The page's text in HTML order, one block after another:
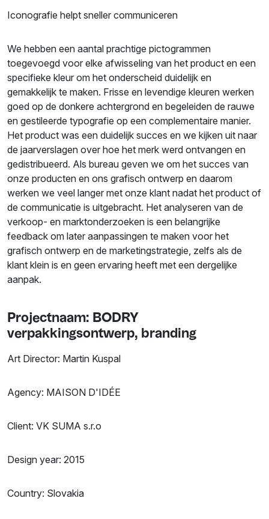
Iconografie helpt sneller communiceren
We hebben een aantal prachtige pictogrammen
toegevoegd voor elke afwisseling van het product en een
specifieke kleur om het onderscheid duidelijk en
gemakkelijk te maken. Frisse en levendige kleuren werken
goed op de donkere achtergrond en begeleiden de rauwe
en gestileerde typografie op een complementaire manier.
Het product was een duidelijk succes en we kijken uit naar
de jaarverslagen over hoe het merk werd ontvangen en
gedistribueerd. Als bureau geven we om het succes van
onze producten en ons grafisch ontwerp en daarom
werken we veel langer met onze klant nadat het product of
de communicatie is uitgebracht. Het analyseren van de
verkoop- en marktonderzoeken is een belangrijke
feedback om later aanpassingen te maken voor het
grafisch ontwerp en de marketingstrategie, zelfs als de
klant klein is en geen ervaring heeft met een dergelijke
aanpak.
Projectnaam: BODRY
verpakkingsontwerp, branding
Art Director: Martin Kuspal
Agency: MAISON D'IDÉE
Client: VK SUMA s.r.o
Design year: 2015
Country: Slovakia